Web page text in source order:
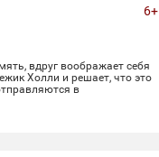
вдруг воображает себя
Холли и решает, что это
в
6+